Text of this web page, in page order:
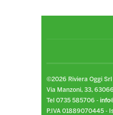
©2026 Riviera Oggi Srl
Via Manzoni, 33,
Tel 0735 585706 -
P.IVA 01889070445 -